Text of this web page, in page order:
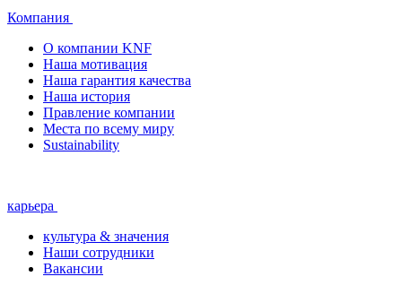
Компания
О компании KNF
Наша мотивация
Наша гарантия качества
Наша история
Правление компании
Места по всему миру
Sustainability
карьера
культура & значения
Наши сотрудники
Вакансии